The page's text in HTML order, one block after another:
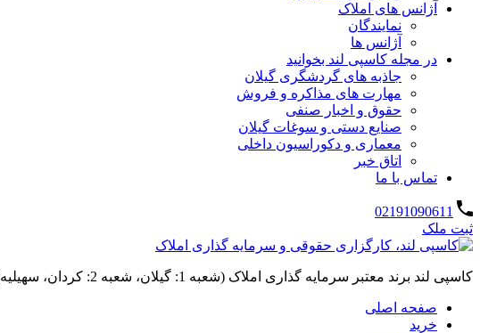
آژانس های املاک
نمایندگان
آژانس ها
در مجله کاسپی لند بخوانید
جاذبه های گردشگری گیلان
مهارت های مذاکره و فروش
حقوق و اخبار صنفی
صنایع دستی و سوغات گیلان
معماری و دکوراسیون داخلی
اتاق خبر
تماس با ما
02191090611
ثبت ملک
کاسپی لند برند معتبر سرمایه گذاری املاک (شعبه 1: گیلان، شعبه 2: کردان، سهیلیه):خرید و فروش ،رهن و اجاره
صفحه اصلی
خرید